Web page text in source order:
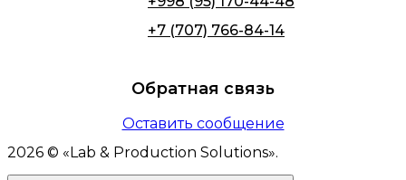
+7 (707) 766-84-14
Обратная связь
Оставить сообщение
2026 © « Lab & Production Solutions».